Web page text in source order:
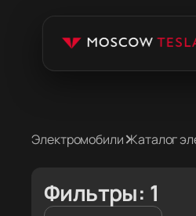
Электромобили Каталог
Фильтры: 1